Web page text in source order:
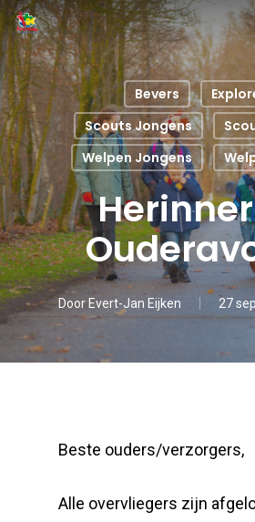
Skip
to
main
content
Bevers
Scouts Jongens
Welpen Jongens
Door Evert-Jan Eijken 27
Beste ouders/verzorgers,
Alle overvliegers zijn